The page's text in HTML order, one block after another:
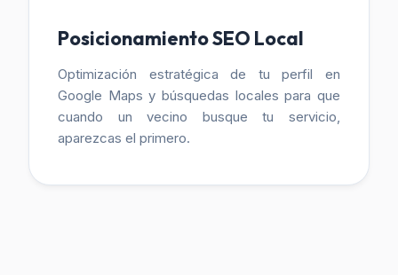
Posicionamiento SEO Local
Optimización estratégica de tu perfil en
Google Maps y búsquedas locales para que
cuando un vecino busque tu servicio,
aparezcas el primero.